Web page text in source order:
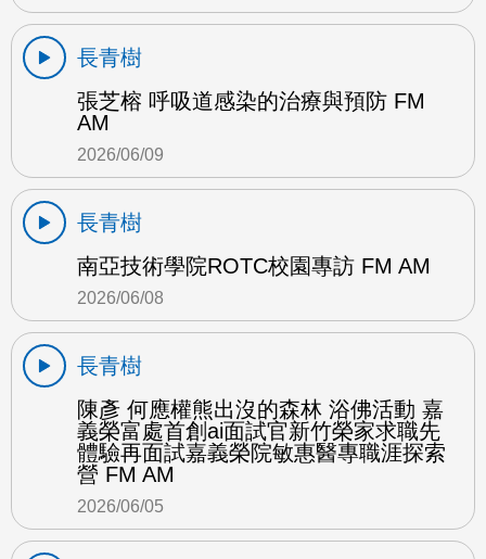
長青樹
張芝榕 呼吸道感染的治療與預防 FM
AM
2026/06/09
長青樹
南亞技術學院ROTC校園專訪 FM AM
2026/06/08
長青樹
陳彥 何應權熊出沒的森林 浴佛活動 嘉
義榮富處首創ai面試官新竹榮家求職先
體驗再面試嘉義榮院敏惠醫專職涯探索
營 FM AM
2026/06/05